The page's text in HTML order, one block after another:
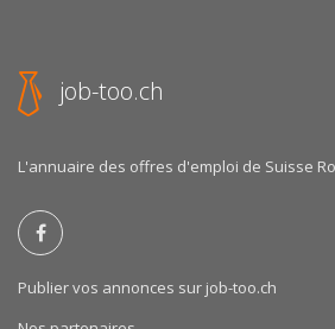
job-too.ch
L'annuaire des offres d'emploi de Suisse
Publier vos annonces sur job-too.ch